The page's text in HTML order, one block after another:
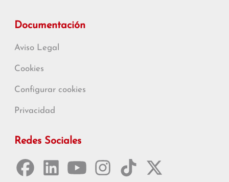
Documentación
Aviso Legal
Cookies
Configurar cookies
Privacidad
Redes Sociales